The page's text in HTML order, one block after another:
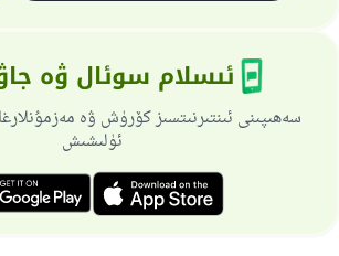
ئىسلام سوئال ۋە
سەھىپىنى ئىنتىرنىتسىز كۆرۈش ۋە
ئۈلىشىش